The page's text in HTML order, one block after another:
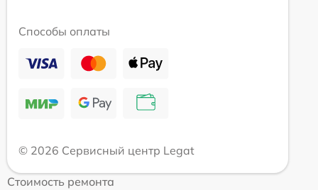
Способы оплаты
© 2026 Сервисный центр Legat
Стоимость ремонта